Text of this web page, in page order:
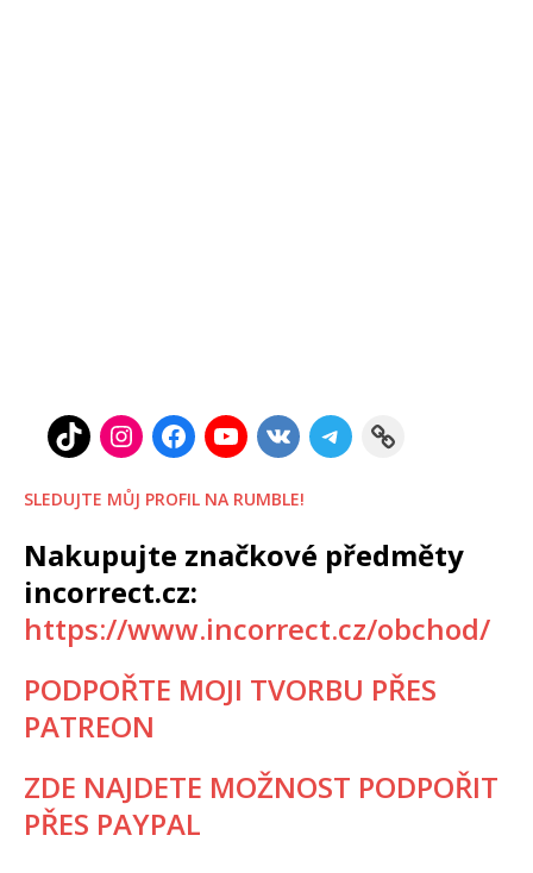
SLEDUJTE MŮJ PROFIL NA RUMBLE!
Nakupujte značkové předměty
incorrect.cz:
https://www.incorrect.cz/obchod/
PODPOŘTE MOJI TVORBU PŘES
PATREON
ZDE NAJDETE MOŽNOST PODPOŘIT
PŘES PAYPAL